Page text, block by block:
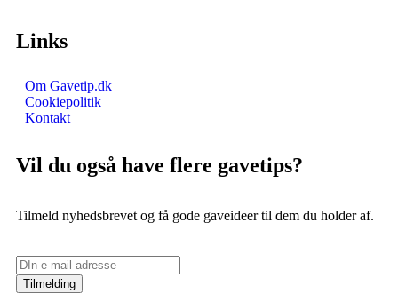
Links
Om Gavetip.dk
Cookiepolitik
Kontakt
Vil du også have flere gavetips?
Tilmeld nyhedsbrevet og få gode gaveideer til dem du holder af.
Tilmelding